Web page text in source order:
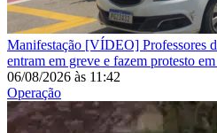
Manifestação [VÍDEO] Professores
entram em greve e fazem protesto
06/08/2026 às 11:42
Operação